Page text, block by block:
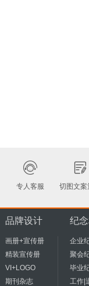
专人客服 切图文案
品牌设计
画册+宣传册
精装宣传册
VI+LOGO
期刊杂志
纪
企业
聚会
毕业
工作|